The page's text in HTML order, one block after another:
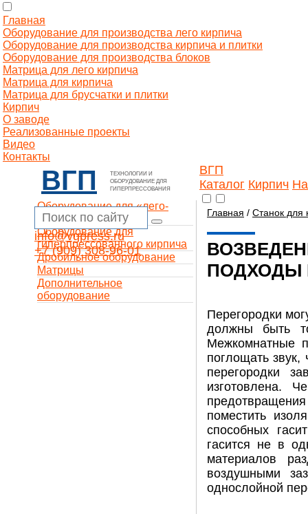
Главная
Оборудование для производства лего кирпича
Оборудование для производства кирпича и плитки
Оборудование для производства блоков
Матрица для лего кирпича
Матрица для кирпича
Матрица для брусчатки и плитки
Кирпич
О заводе
Реализованные проекты
Видео
Контакты
ВГП
ТЕХНОЛОГИИ И
ОБОРУДОВАНИЕ ДЛЯ
ГИПЕРПРЕССОВАНИЯ
ВГП
Каталог Кирпич
info@vgpress.ru
+7 (909) 308-96-01
Оборудование для «лего-
кирпича»
Оборудование для
гиперпрессованного кирпича
Дробильное оборудование
Матрицы
Дополнительное
оборудование
Главная / Станок для
ПОДХОДЫ
Перегородки
должны быть
Межкомнатные
поглощать
перегородки
изготовлена.
поместить
способных
гасится не в
материалов
воздушными
однослойной